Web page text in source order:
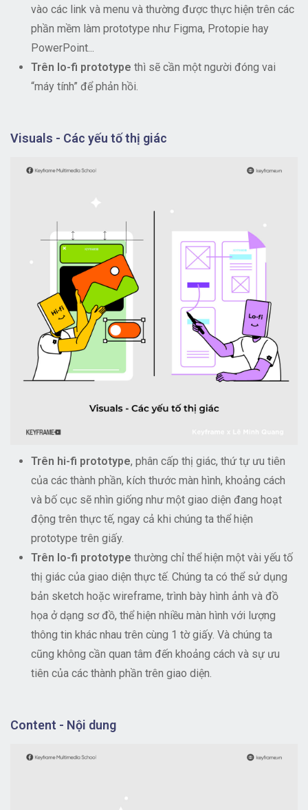
vào các link và menu và thường được thực hiện trên các
phần mềm làm prototype như Figma, Protopie hay
PowerPoint...
Trên lo-fi prototype thì sẽ cần một người đóng vai
“máy tính” để phản hồi.
Visuals - Các yếu tố thị giác
Trên hi-fi prototype, phân cấp thị giác, thứ tự ưu tiên
của các thành phần, kích thước màn hình, khoảng cách
và bố cục sẽ nhìn giống như một giao diện đang hoạt
động trên thực tế, ngay cả khi chúng ta thể hiện
prototype trên giấy.
Trên lo-fi prototype thường chỉ thể hiện một vài yếu tố
thị giác của giao diện thực tế. Chúng ta có thể sử dụng
bản sketch hoặc wireframe, trình bày hình ảnh và đồ
họa ở dạng sơ đồ, thể hiện nhiều màn hình với lượng
thông tin khác nhau trên cùng 1 tờ giấy. Và chúng ta
cũng không cần quan tâm đến khoảng cách và sự ưu
tiên của các thành phần trên giao diện.
Content - Nội dung